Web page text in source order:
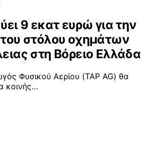
9 εκατ ευρώ για την
στόλου οχημάτων
στη Βόρειο Ελλάδα
Φυσικού Αερίου (TAP AG) θα
κοινής…